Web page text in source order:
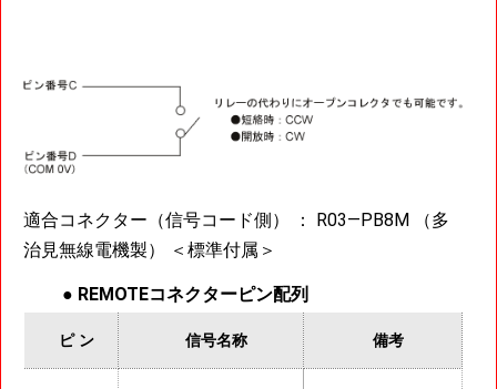
適合コネクター（信号コード側） ： R03―PB8M （多
治見無線電機製） ＜標準付属＞
● REMOTEコネクターピン配列
ピ ン 信号名称 備考